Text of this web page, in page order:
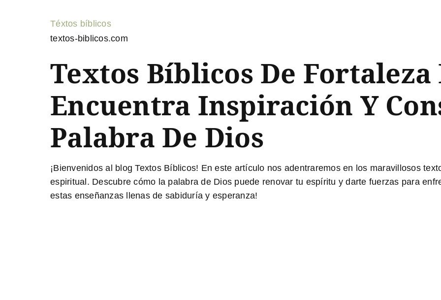
Téxtos bíblicos
textos-biblicos.com
Textos Bíblicos De
Encuentra Inspiración Y
Palabra De Dios
¡Bienvenidos al blog Textos Bíblicos! En este artículo nos adentraremos en los maravillosos
espiritual. Descubre cómo la palabra de Dios puede renovar tu espíritu y darte fuerzas para
estas enseñanzas llenas de sabiduría y esperanza!